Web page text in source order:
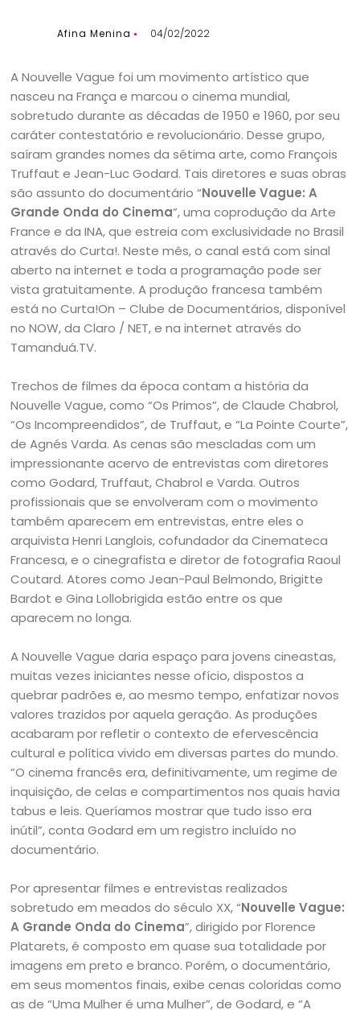
Afina Menina 04/02/2022
A Nouvelle Vague foi um movimento artístico que
nasceu na França e marcou o cinema mundial,
sobretudo durante as décadas de 1950 e 1960, por seu
caráter contestatório e revolucionário. Desse grupo,
saíram grandes nomes da sétima arte, como François
Truffaut e Jean-Luc Godard. Tais diretores e suas obras
são assunto do documentário “Nouvelle Vague: A
Grande Onda do Cinema”, uma coprodução da Arte
France e da INA, que estreia com exclusividade no Brasil
através do Curta!. Neste mês, o canal está com sinal
aberto na internet e toda a programação pode ser
vista gratuitamente. A produção francesa também
está no Curta!On – Clube de Documentários, disponível
no NOW, da Claro / NET, e na internet através do
Tamanduá.TV.
Trechos de filmes da época contam a história da
Nouvelle Vague, como “Os Primos”, de Claude Chabrol,
“Os Incompreendidos”, de Truffaut, e “La Pointe Courte”,
de Agnés Varda. As cenas são mescladas com um
impressionante acervo de entrevistas com diretores
como Godard, Truffaut, Chabrol e Varda. Outros
profissionais que se envolveram com o movimento
também aparecem em entrevistas, entre eles o
arquivista Henri Langlois, cofundador da Cinemateca
Francesa, e o cinegrafista e diretor de fotografia Raoul
Coutard. Atores como Jean-Paul Belmondo, Brigitte
Bardot e Gina Lollobrigida estão entre os que
aparecem no longa.
A Nouvelle Vague daria espaço para jovens cineastas,
muitas vezes iniciantes nesse ofício, dispostos a
quebrar padrões e, ao mesmo tempo, enfatizar novos
valores trazidos por aquela geração. As produções
acabaram por refletir o contexto de efervescência
cultural e política vivido em diversas partes do mundo.
“O cinema francês era, definitivamente, um regime de
inquisição, de celas e compartimentos nos quais havia
tabus e leis. Queríamos mostrar que tudo isso era
inútil”, conta Godard em um registro incluído no
documentário.
Por apresentar filmes e entrevistas realizados
sobretudo em meados do século XX, “Nouvelle Vague:
A Grande Onda do Cinema”, dirigido por Florence
Platarets, é composto em quase sua totalidade por
imagens em preto e branco. Porém, o documentário,
em seus momentos finais, exibe cenas coloridas como
as de “Uma Mulher é uma Mulher”, de Godard, e “A